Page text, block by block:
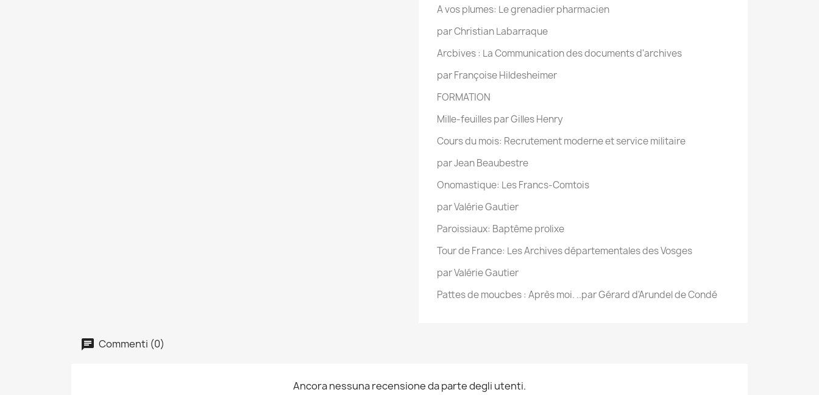
A vos plumes: Le grenadier pharmacien
par Christian Labarraque
Arcbives : La Communication des documents d'archives
par Françoise Hildesheimer
FORMATION
Mille-feuilles par Gilles Henry
Cours du mois: Recrutement moderne et service militaire
par Jean Beaubestre
Onomastique: Les Francs-Comtois
par Valérie Gautier
Paroissiaux: Baptême prolixe
Tour de France: Les Archives départementales des Vosges
par Valérie Gautier
Pattes de moucbes : Après moi. ..par Gérard d'Arundel de Condé
Commenti (0)
Ancora nessuna recensione da parte degli utenti.